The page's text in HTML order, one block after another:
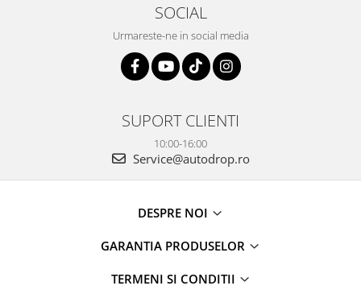
SOCIAL
Urmareste-ne in social media
SUPORT CLIENTI
10:00-16:00
Service@autodrop.ro
DESPRE NOI
GARANTIA PRODUSELOR
TERMENI SI CONDITII